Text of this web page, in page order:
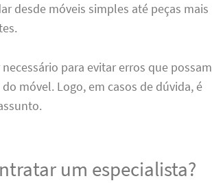
desde móveis simples até peças mais
para evitar erros que possam
móvel. Logo, em casos de dúvida, é
um especialista?